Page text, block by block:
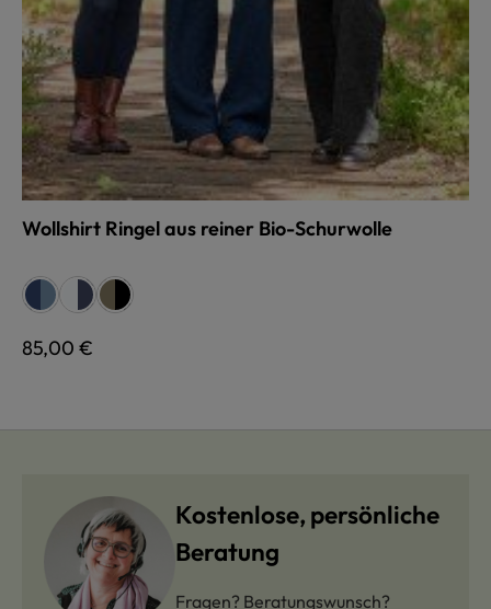
Wollshirt Ringel aus reiner Bio-Schurwolle
Farbe auswählen
jeans/marine
jeans/marine
blau/weiß
blau/weißschwarz/braun
schwarz/braun
Regulärer Preis:
85,00 €
Kostenlose, persönliche
Beratung
Fragen? Beratungswunsch?